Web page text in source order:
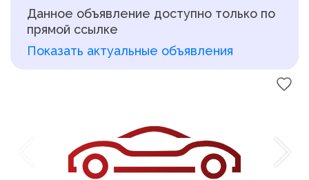
Данное объявление доступно только по
прямой ссылке
Показать актуальные объявления